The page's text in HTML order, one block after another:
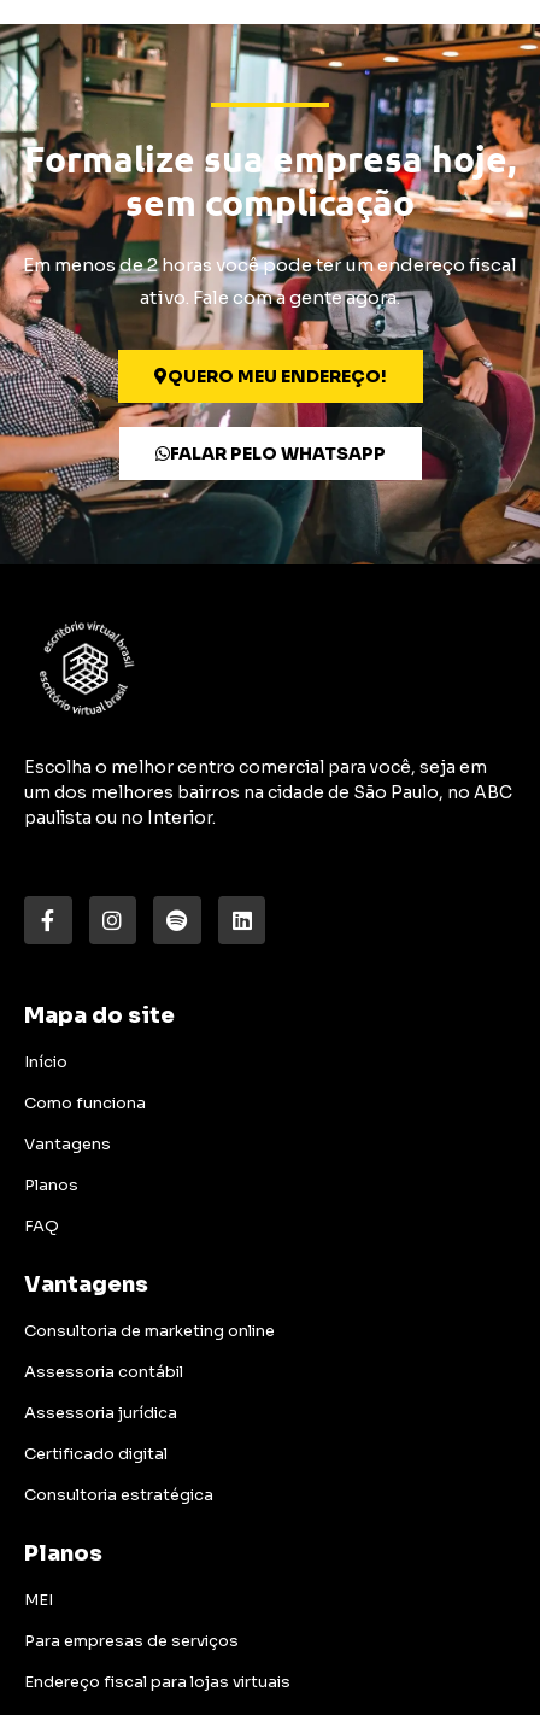
Formalize sua empresa hoje,
sem complicação
Em menos de 2 horas você pode ter um endereço fiscal
ativo. Fale com a gente agora.
QUERO MEU ENDEREÇO!
FALAR PELO WHATSAPP
Escolha o melhor centro comercial para você, seja em
um dos melhores bairros na cidade de São Paulo, no ABC
paulista ou no Interior.
Mapa do site
Início
Como funciona
Vantagens
Planos
FAQ
Vantagens
Consultoria de marketing online
Assessoria contábil
Assessoria jurídica
Certificado digital
Consultoria estratégica
Planos
MEI
Para empresas de serviços
Endereço fiscal para lojas virtuais